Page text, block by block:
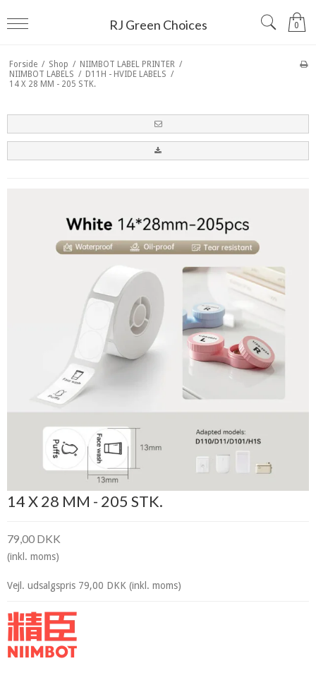
RJ Green Choices 0
Forside / Shop / NIIMBOT LABEL PRINTER /
NIIMBOT LABELS / D11H - HVIDE LABELS /
14 X 28 MM - 205 STK.
14 X 28 MM - 205 STK.
79,00 DKK
(inkl. moms)
Vejl. udsalgspris 79,00 DKK (inkl. moms)